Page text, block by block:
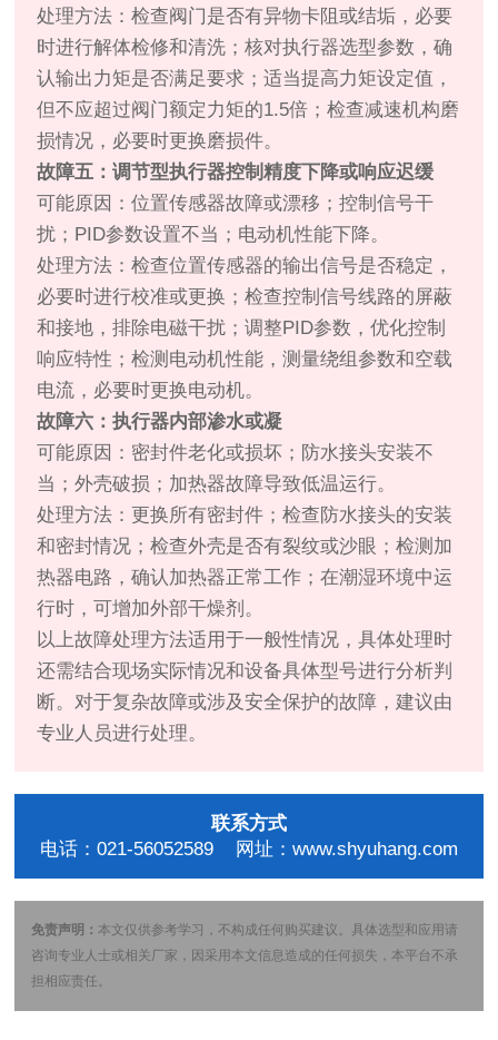
处理方法：检查阀门是否有异物卡阻或结垢，必要
时进行解体检修和清洗；核对执行器选型参数，确
认输出力矩是否满足要求；适当提高力矩设定值，
但不应超过阀门额定力矩的1.5倍；检查减速机构磨
损情况，必要时更换磨损件。
故障五：调节型执行器控制精度下降或响应迟缓
可能原因：位置传感器故障或漂移；控制信号干
扰；PID参数设置不当；电动机性能下降。
处理方法：检查位置传感器的输出信号是否稳定，
必要时进行校准或更换；检查控制信号线路的屏蔽
和接地，排除电磁干扰；调整PID参数，优化控制
响应特性；检测电动机性能，测量绕组参数和空载
电流，必要时更换电动机。
故障六：执行器内部渗水或凝
可能原因：密封件老化或损坏；防水接头安装不
当；外壳破损；加热器故障导致低温运行。
处理方法：更换所有密封件；检查防水接头的安装
和密封情况；检查外壳是否有裂纹或沙眼；检测加
热器电路，确认加热器正常工作；在潮湿环境中运
行时，可增加外部干燥剂。
以上故障处理方法适用于一般性情况，具体处理时
还需结合现场实际情况和设备具体型号进行分析判
断。对于复杂故障或涉及安全保护的故障，建议由
专业人员进行处理。
联系方式
电话：021-56052589 网址：www.shyuhang.com
免责声明：本文仅供参考学习，不构成任何购买建议。具体选型和应用请
咨询专业人士或相关厂家，因采用本文信息造成的任何损失，本平台不承
担相应责任。